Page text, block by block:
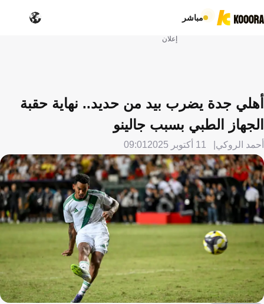
مباشر
إعلان
أهلي جدة يضرب بيد من حديد.. نهاية حقبة
الجهاز الطبي بسبب جالينو
أحمد الروكي 11 أكتوبر 2025 09:01